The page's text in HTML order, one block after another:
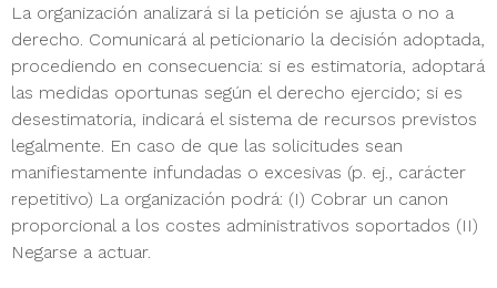
La organización analizará si la petición se ajusta o no a
derecho. Comunicará al peticionario la decisión adoptada,
procediendo en consecuencia: si es estimatoria, adoptará
las medidas oportunas según el derecho ejercido; si es
desestimatoria, indicará el sistema de recursos previstos
legalmente. En caso de que las solicitudes sean
manifiestamente infundadas o excesivas (p. ej., carácter
repetitivo) La organización podrá: (I) Cobrar un canon
proporcional a los costes administrativos soportados (II)
Negarse a actuar.